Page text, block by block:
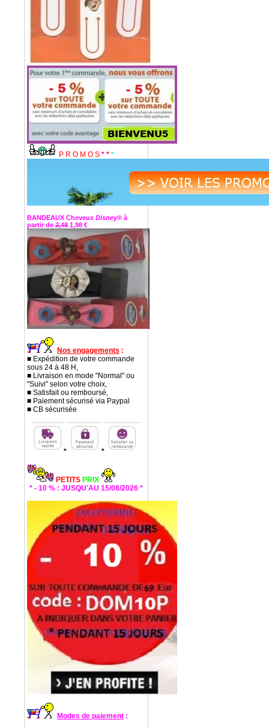
P R O M O S * * *
BANDEAUX Cheveux Disney® à
partir de 2,48 1,98 €
Nos engagements :
■ Expédition de votre commande
sous 24 à 48 H,
■ Livraison en mode "Normal" ou
"Suivi" selon votre choix,
■ Satisfait ou remboursé,
■ Paiement sécurisé via Paypal
■ CB sécurisée
* *
PETITS PRIX
* - 10 % : JUSQU'AU 15/08/2026 *
Modes de paiement :